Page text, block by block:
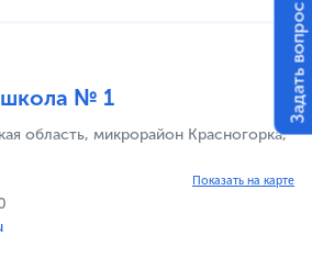
№ 1
область, микрорайон Красногорка,
Показать на карте
Задать вопрос